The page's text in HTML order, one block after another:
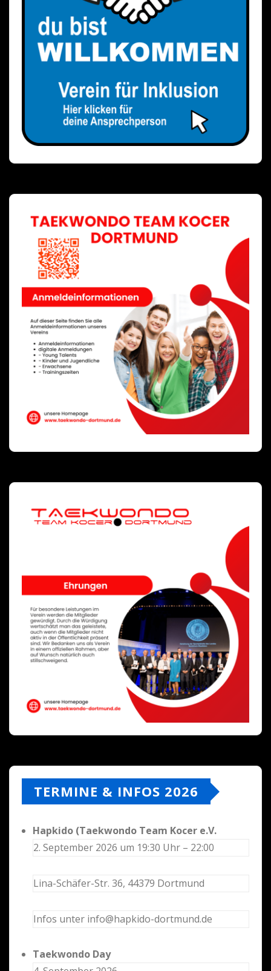
TERMINE & INFOS 2026
Hapkido (Taekwondo Team Kocer e.V.
2. September 2026 um 19:30 Uhr – 22:00
Lina-Schäfer-Str. 36, 44379 Dortmund
Infos unter info@hapkido-dortmund.de
Taekwondo Day